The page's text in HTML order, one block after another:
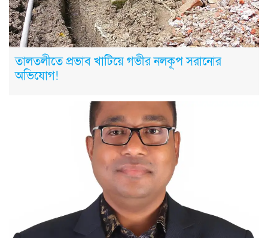
তালতলীতে প্রভাব খাটিয়ে গভীর নলকূপ সরানোর
অভিযোগ!